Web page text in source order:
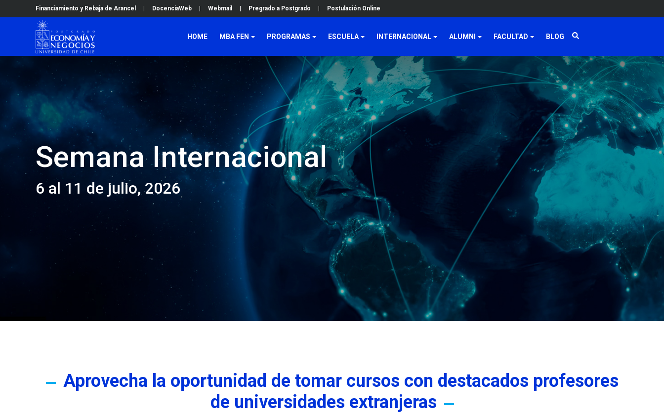
Financiamiento y Rebaja de Arancel DocenciaWeb Webmail Pregrado a Postgrado Postulación Online
HOME MBA FEN PROGRAMAS ESCUELA INTERNACIONAL ALUMNI FACULTAD BLOG
Semana Internacional
6 al 11 de julio, 2026
Aprovecha la oportunidad de tomar cursos con destacados profesores
de universidades extranjeras